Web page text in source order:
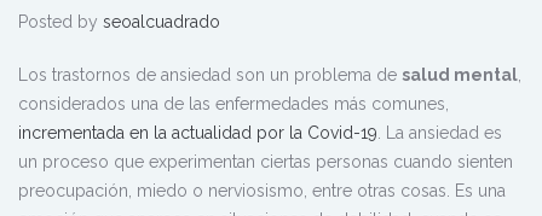
Posted by seoalcuadrado
Los trastornos de ansiedad son un problema de salud mental,
considerados una de las enfermedades más comunes,
incrementada en la actualidad por la Covid-19. La ansiedad es
un proceso que experimentan ciertas personas cuando sienten
preocupación, miedo o nerviosismo, entre otras cosas. Es una